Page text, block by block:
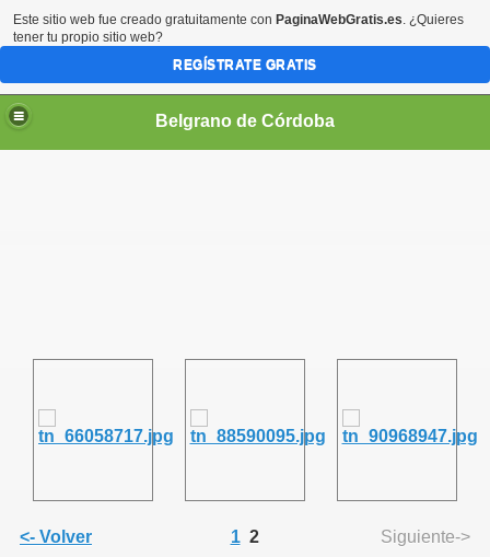
Belgrano de Córdoba
<- Volver 1 2 Siguiente->
Este sitio web fue creado gratuitamente con PaginaWebGratis.es. ¿Quieres
tener tu propio sitio web?
REGÍSTRATE GRATIS